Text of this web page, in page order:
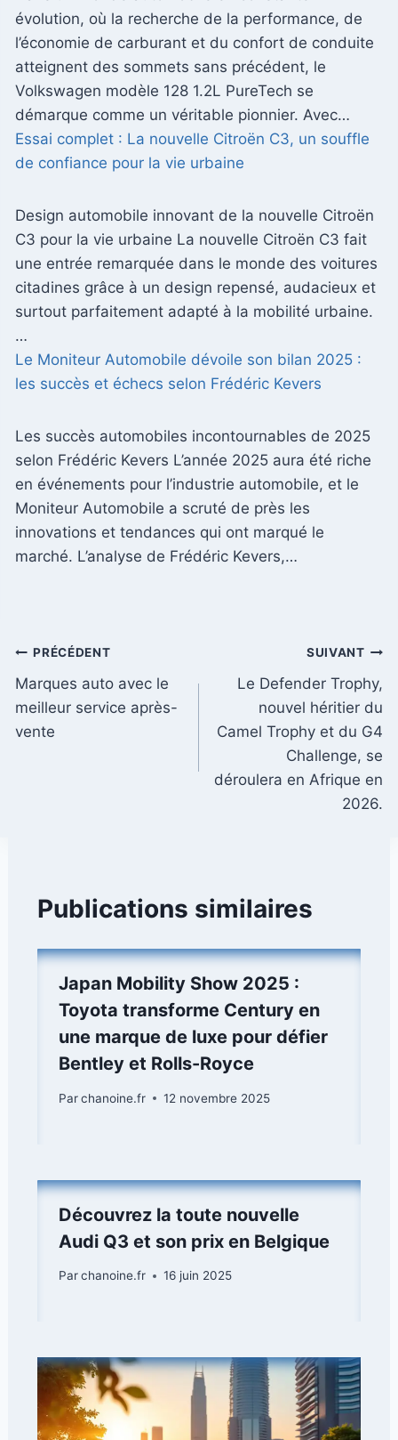
évolution, où la recherche de la performance, de
l’économie de carburant et du confort de conduite
atteignent des sommets sans précédent, le
Volkswagen modèle 128 1.2L PureTech se
démarque comme un véritable pionnier. Avec…
Essai complet : La nouvelle Citroën C3, un souffle
de confiance pour la vie urbaine
Design automobile innovant de la nouvelle Citroën
C3 pour la vie urbaine La nouvelle Citroën C3 fait
une entrée remarquée dans le monde des voitures
citadines grâce à un design repensé, audacieux et
surtout parfaitement adapté à la mobilité urbaine.
…
Le Moniteur Automobile dévoile son bilan 2025 :
les succès et échecs selon Frédéric Kevers
Les succès automobiles incontournables de 2025
selon Frédéric Kevers L’année 2025 aura été riche
en événements pour l’industrie automobile, et le
Moniteur Automobile a scruté de près les
innovations et tendances qui ont marqué le
marché. L’analyse de Frédéric Kevers,…
Navigation
de
l’article
PRÉCÉDENT
Marques auto avec le
meilleur service après-
vente
SUIVANT
Le Defender Trophy,
nouvel héritier du
Camel Trophy et du G4
Challenge, se
déroulera en Afrique en
2026.
Publications similaires
Japan Mobility Show 2025 :
Toyota transforme Century en
une marque de luxe pour défier
Bentley et Rolls-Royce
Parchanoine.fr 12 novembre 2025
Découvrez la toute nouvelle
Audi Q3 et son prix en Belgique
Parchanoine.fr 16 juin 2025